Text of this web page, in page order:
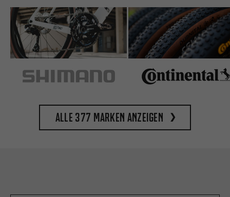
Alle 377 Marken anzeigen